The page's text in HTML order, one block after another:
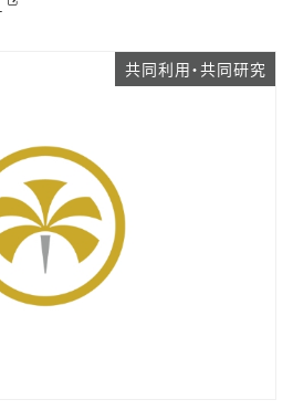
共同利用・共同研究